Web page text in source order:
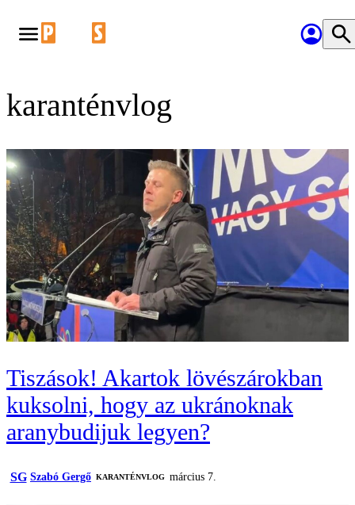
karanténvlog
Tiszások! Akartok lövészárokban
kuksolni, hogy az ukránoknak
aranybudijuk legyen?
SG Szabó Gergő KARANTÉNVLOG március 7.